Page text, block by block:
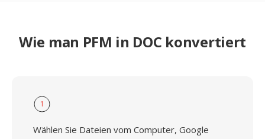
Wie man PFM in DOC konvertiert
1
Wählen Sie Dateien vom Computer, Google